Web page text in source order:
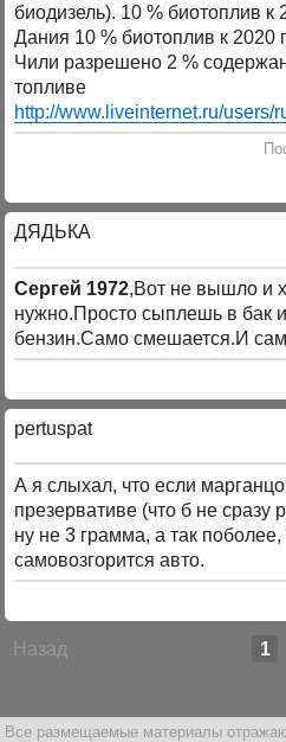
биодизель). 10 % биотоплив к
Дания 10 % биотоплив к 2020
Чили разрешено 2 %
топливе
http://www.liveinternet.ru/users/
ДЯДЬКА
Сергей 1972,Вот не вышло и
нужно.Просто сыплешь в бак
бензин.Само смешается.И
pertuspat
А я слыхал, что если
презервативе (что б не сразу
ну не 3 грамма, а так
самовозгорится авто.
Назад 1
Все размещаемые материалы